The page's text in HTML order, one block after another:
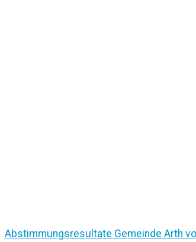
Abstimmungsresultate Gemeinde Arth